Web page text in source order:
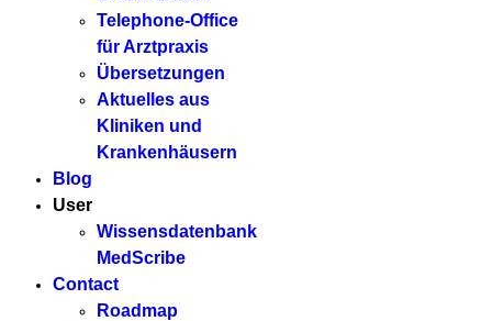
Telephone-Office
für Arztpraxis
Übersetzungen
Aktuelles aus
Kliniken und
Krankenhäusern
Blog
User
Wissensdatenbank
MedScribe
Contact
Roadmap